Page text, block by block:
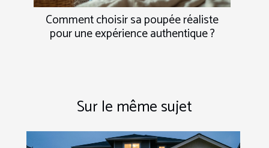
Comment choisir sa poupée réaliste
pour une expérience authentique ?
Sur le même sujet